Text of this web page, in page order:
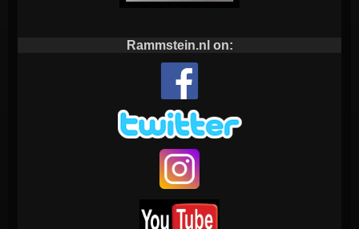
Rammstein.nl on: